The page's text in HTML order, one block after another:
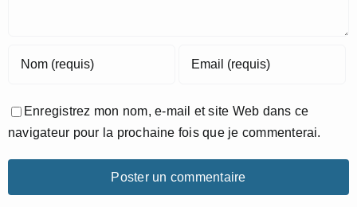
Enregistrez mon nom, e-mail et site Web dans ce
navigateur pour la prochaine fois que je commenterai.